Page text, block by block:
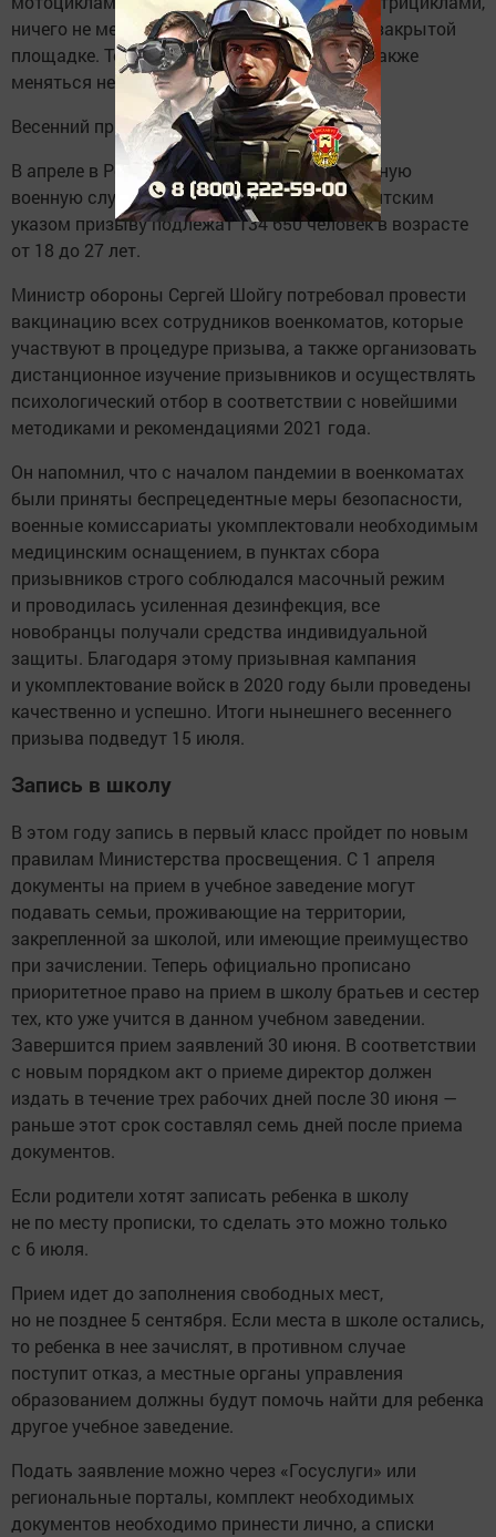
ничего не меняется: они сдают экзамен на закрытой
площадке. Теоретическая часть экзамена также
меняться не будет.
Весенний призыв
В апреле в России стартует призыв на срочную
военную службу. В соответствии с президентским
указом призыву подлежат 134 650 человек в возрасте
от 18 до 27 лет.
Министр обороны Сергей Шойгу потребовал провести
вакцинацию всех сотрудников военкоматов, которые
участвуют в процедуре призыва, а также организовать
дистанционное изучение призывников и осуществлять
психологический отбор в соответствии с новейшими
методиками и рекомендациями 2021 года.
Он напомнил, что с началом пандемии в военкоматах
были приняты беспрецедентные меры безопасности,
военные комиссариаты укомплектовали необходимым
медицинским оснащением, в пунктах сбора
призывников строго соблюдался масочный режим
и проводилась усиленная дезинфекция, все
новобранцы получали средства индивидуальной
защиты. Благодаря этому призывная кампания
и укомплектование войск в 2020 году были проведены
качественно и успешно. Итоги нынешнего весеннего
призыва подведут 15 июля.
Запись в школу
В этом году запись в первый класс пройдет по новым
правилам Министерства просвещения. С 1 апреля
документы на прием в учебное заведение могут
подавать семьи, проживающие на территории,
закрепленной за школой, или имеющие преимущество
при зачислении. Теперь официально прописано
приоритетное право на прием в школу братьев и сестер
тех, кто уже учится в данном учебном заведении.
Завершится прием заявлений 30 июня. В соответствии
с новым порядком акт о приеме директор должен
издать в течение трех рабочих дней после 30 июня —
раньше этот срок составлял семь дней после приема
документов.
Если родители хотят записать ребенка в школу
не по месту прописки, то сделать это можно только
с 6 июля.
Прием идет до заполнения свободных мест,
но не позднее 5 сентября. Если места в школе остались,
то ребенка в нее зачислят, в противном случае
поступит отказ, а местные органы управления
образованием должны будут помочь найти для ребенка
другое учебное заведение.
Подать заявление можно через «Госуслуги» или
региональные порталы, комплект необходимых
документов необходимо принести лично, а списки